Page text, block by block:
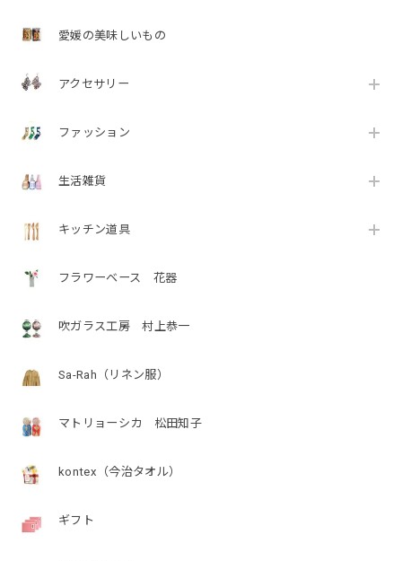
愛媛の美味しいもの
アクセサリー
ファッション
生活雑貨
キッチン道具
フラワーベース 花器
吹ガラス工房 村上恭一
Sa-Rah（リネン服）
マトリョーシカ 松田知子
kontex（今治タオル）
ギフト